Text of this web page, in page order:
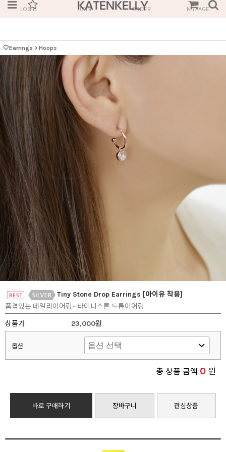
LOGIN JOIN ORDER MYPAGE
🤍Earrings > Hoops
Tiny Stone Drop Earrings [아이유 착용]
품격있는 데일리이어링~ 타이니스톤 드롭이어링
상품가
23,000원
옵션
총 상품 금액 0 원
바로 구매하기 장바구니 관심상품